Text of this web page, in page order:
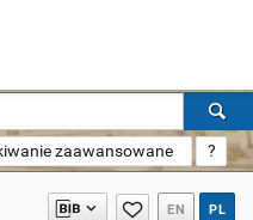
zaawansowane ?
EN PL